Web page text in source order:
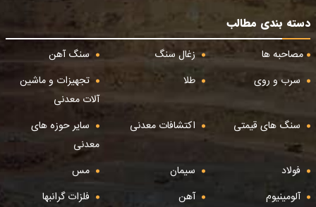
دسته بندی مطالب
مصاحبه ها
زغال سنگ
سنگ آهن
سرب و روی
طلا
تجهیزات و ماشین
آلات معدنی
سنگ های قیمتی
اکتشافات معدنی
سایر حوزه های
معدنی
فولاد
سیمان
مس
آلومینیوم
آهن فلزات گرانبها